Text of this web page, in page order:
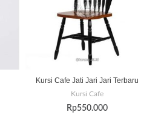
Kursi Cafe Jati Jari Jari Terbaru
Kursi Cafe
Rp550.000